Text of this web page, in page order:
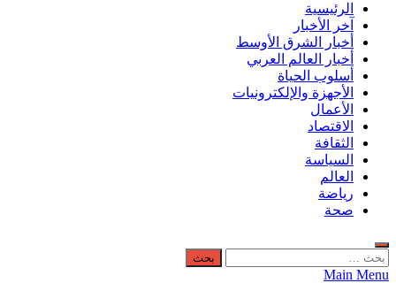
النوادر نيوز
موقع إخباري عربي مستقل ينقل آخر الأخبار والتقارير من العالم
العربي والعالمي
الرئيسية
آخر الأخبار
أخبار الشرق الأوسط
أخبار العالم العربي
أسلوب الحياة
الأجهزة والإلكترونيات
الأعمال
الاقتصاد
الثقافة
السياسة
العالم
رياضة
صحة
البحث
عن:
Main Menu